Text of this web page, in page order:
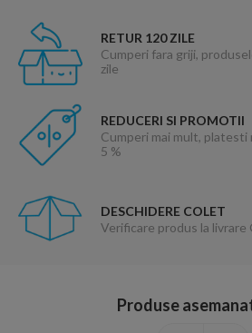
RETUR 120 ZILE
Cumperi fara griji,
zile
REDUCERI SI PROMOTII
Cumperi mai mult,
5 %
DESCHIDERE COLET
Verificare produs la livrare
Produse